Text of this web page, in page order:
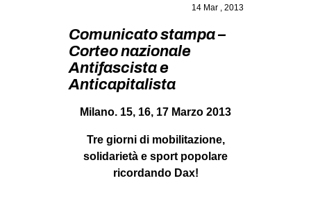
MILANO
MOBILITAZIONI
SPAZI
SPORT POPOLARE
MOVIMENTI
AMBIENTE
14 Mar , 2013
Comunicato stampa –
Corteo nazionale
Antifascista e
Anticapitalista
Milano. 15, 16, 17 Marzo 2013
Tre giorni di mobilitazione,
solidarietà e sport popolare
ricordando Dax!